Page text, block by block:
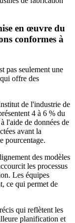
en œuvre du
conformes à
pas seulement une
offre des
de l'industrie de
4 à 6 % du
l'aide de données de
avant la
pourcentage.
des modèles
les processus
Les équipes
ce qui permet de
qui reflètent les
planification et